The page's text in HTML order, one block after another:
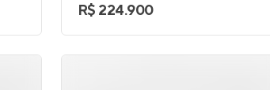
R$ 224.900